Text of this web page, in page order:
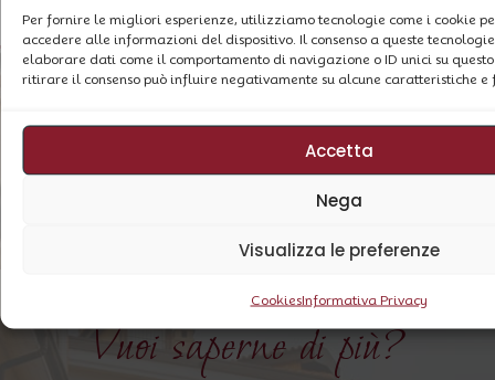
Per fornire le migliori esperienze, utilizziamo tecnologie come i cookie
accedere alle informazioni del dispositivo. Il consenso a queste
elaborare dati come il comportamento di navigazione o ID unici su questo
ritirare il consenso può influire negativamente su alcune caratteristiche e
Accetta
Nega
Visualizza le preferenze
CookiesInformativa Privacy
Vuoi saperne di più?